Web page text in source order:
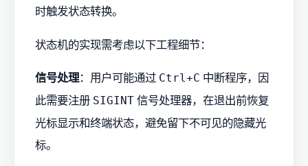
时触发状态转换。
状态机的实现需考虑以下工程细节：
信号处理：用户可能通过 Ctrl+C 中断程序，因
此需要注册 SIGINT 信号处理器，在退出前恢复
光标显示和终端状态，避免留下不可见的隐藏光
标。